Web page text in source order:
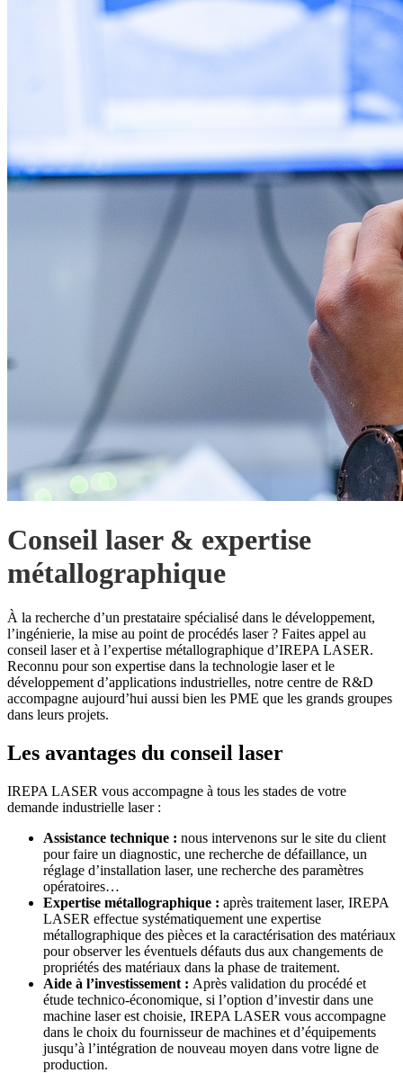
Conseil laser & expertise
métallographique
À la recherche d’un prestataire spécialisé dans le développement,
l’ingénierie, la mise au point de procédés laser ? Faites appel au
conseil laser et à l’expertise métallographique d’IREPA LASER.
Reconnu pour son expertise dans la technologie laser et le
développement d’applications industrielles, notre centre de R&D
accompagne aujourd’hui aussi bien les PME que les grands groupes
dans leurs projets.
Les avantages du conseil laser
IREPA LASER vous accompagne à tous les stades de votre
demande industrielle laser :
Assistance technique : nous intervenons sur le site du client
pour faire un diagnostic, une recherche de défaillance, un
réglage d’installation laser, une recherche des paramètres
opératoires…
Expertise métallographique : après traitement laser, IREPA
LASER effectue systématiquement une expertise
métallographique des pièces et la caractérisation des matériaux
pour observer les éventuels défauts dus aux changements de
propriétés des matériaux dans la phase de traitement.
Aide à l’investissement : Après validation du procédé et
étude technico-économique, si l’option d’investir dans une
machine laser est choisie, IREPA LASER vous accompagne
dans le choix du fournisseur de machines et d’équipements
jusqu’à l’intégration de nouveau moyen dans votre ligne de
production.